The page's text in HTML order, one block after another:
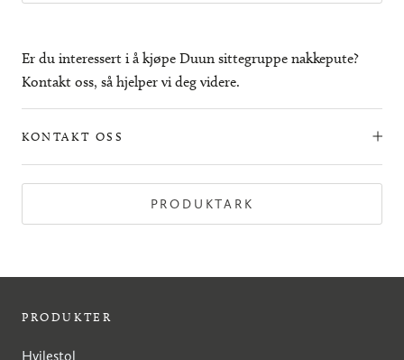
Er du interessert i å kjøpe Duun sittegruppe nakkepute?
Kontakt oss, så hjelper vi deg videre.
KONTAKT OSS
PRODUKTARK
PRODUKTER
Hvilestol